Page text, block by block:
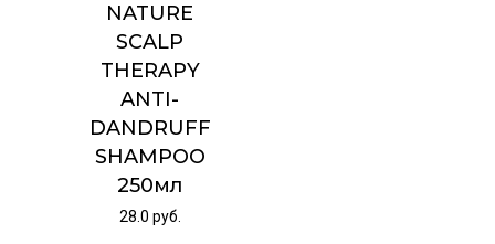
NATURE
SCALP
THERAPY
ANTI-
DANDRUFF
SHAMPOO
250мл
28.0 руб.